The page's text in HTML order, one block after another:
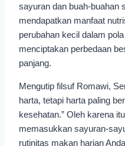
sayuran dan buah-buahan
mendapatkan manfaat
perubahan kecil dalam
menciptakan perbedaan
panjang.
Mengutip filsuf Romawi,
harta, tetapi harta paling
kesehatan.” Oleh karena
memasukkan sayuran-
rutinitas makan harian